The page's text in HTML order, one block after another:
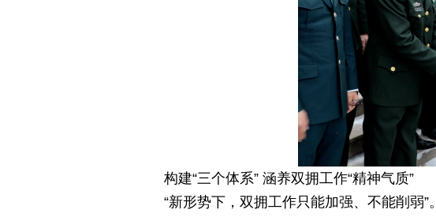
构建“三个体系” 涵养双拥工作“精神气质”
“新形势下，双拥工作只能加强、不能削弱”。